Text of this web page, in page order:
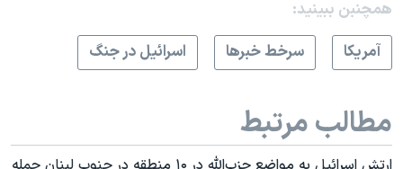
همچنبن ببینید:
آمريکا
سرخط خبرها اسرائیل در جنگ
مطالب مرتبط